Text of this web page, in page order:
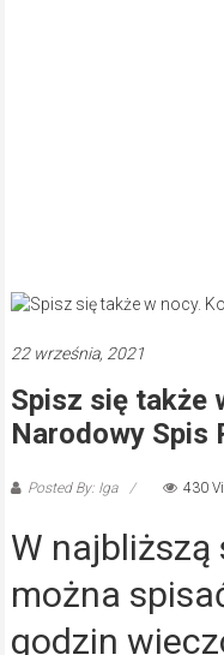
22 września, 2021
Spisz się także
Narodowy Spis
Posted By: Iga 430
W najbliższą
można
godzin